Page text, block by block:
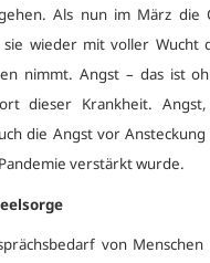
Als nun im März die
sie wieder mit voller Wucht
nimmt. Angst – das ist
dieser Krankheit.
die Angst vor Ansteckung
verstärkt wurde.
von